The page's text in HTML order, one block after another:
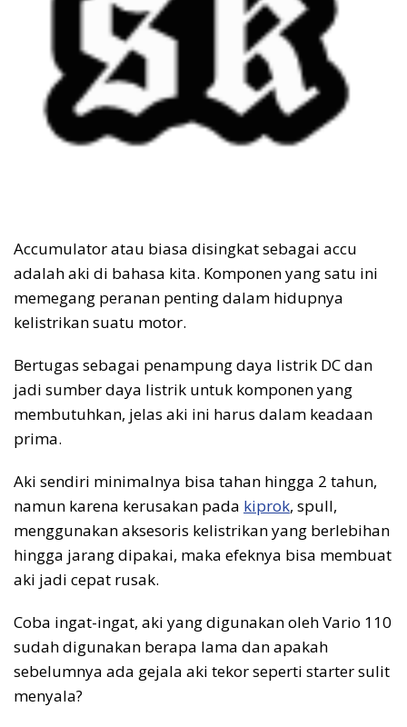
Accumulator atau biasa disingkat sebagai accu
adalah aki di bahasa kita. Komponen yang satu ini
memegang peranan penting dalam hidupnya
kelistrikan suatu motor.
Bertugas sebagai penampung daya listrik DC dan
jadi sumber daya listrik untuk komponen yang
membutuhkan, jelas aki ini harus dalam keadaan
prima.
Aki sendiri minimalnya bisa tahan hingga 2 tahun,
namun karena kerusakan pada kiprok, spull,
menggunakan aksesoris kelistrikan yang berlebihan
hingga jarang dipakai, maka efeknya bisa membuat
aki jadi cepat rusak.
Coba ingat-ingat, aki yang digunakan oleh Vario 110
sudah digunakan berapa lama dan apakah
sebelumnya ada gejala aki tekor seperti starter sulit
menyala?